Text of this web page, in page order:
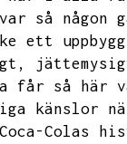
så någon
ett
får så här
känslor
Coca-Colas